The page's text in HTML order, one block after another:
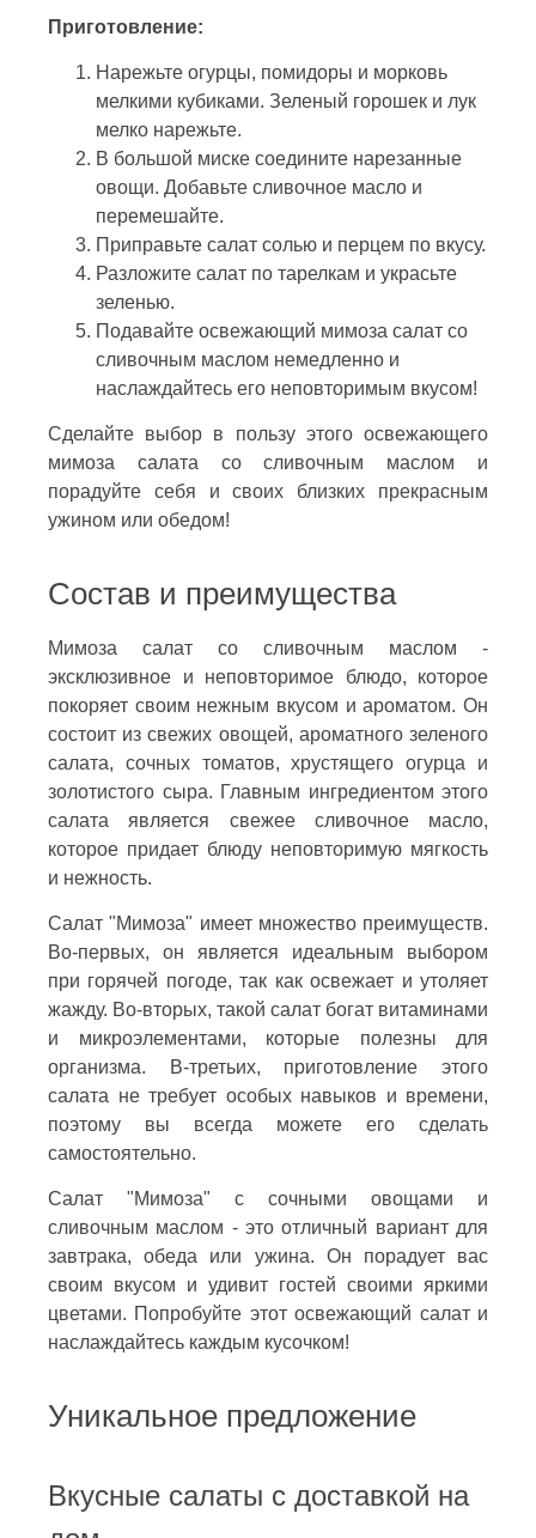
Приготовление:
Нарежьте огурцы, помидоры и морковь
мелкими кубиками. Зеленый горошек и лук
мелко нарежьте.
В большой миске соедините нарезанные
овощи. Добавьте сливочное масло и
перемешайте.
Приправьте салат солью и перцем по вкусу.
Разложите салат по тарелкам и украсьте
зеленью.
Подавайте освежающий мимоза салат со
сливочным маслом немедленно и
наслаждайтесь его неповторимым вкусом!
Сделайте выбор в пользу этого освежающего
мимоза салата со сливочным маслом и
порадуйте себя и своих близких прекрасным
ужином или обедом!
Состав и преимущества
Мимоза салат со сливочным маслом -
эксклюзивное и неповторимое блюдо, которое
покоряет своим нежным вкусом и ароматом. Он
состоит из свежих овощей, ароматного зеленого
салата, сочных томатов, хрустящего огурца и
золотистого сыра. Главным ингредиентом этого
салата является свежее сливочное масло,
которое придает блюду неповторимую мягкость
и нежность.
Салат "Мимоза" имеет множество преимуществ.
Во-первых, он является идеальным выбором
при горячей погоде, так как освежает и утоляет
жажду. Во-вторых, такой салат богат витаминами
и микроэлементами, которые полезны для
организма. В-третьих, приготовление этого
салата не требует особых навыков и времени,
поэтому вы всегда можете его сделать
самостоятельно.
Салат "Мимоза" с сочными овощами и
сливочным маслом - это отличный вариант для
завтрака, обеда или ужина. Он порадует вас
своим вкусом и удивит гостей своими яркими
цветами. Попробуйте этот освежающий салат и
наслаждайтесь каждым кусочком!
Уникальное предложение
Вкусные салаты с доставкой на